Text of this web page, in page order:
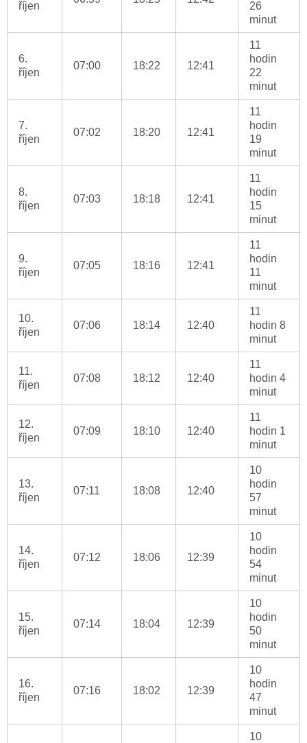
říjen
26
minut
6.
říjen
07:00 18:22 12:41
11
hodin
22
minut
7.
říjen
07:02 18:20 12:41
11
hodin
19
minut
8.
říjen
07:03 18:18 12:41
11
hodin
15
minut
9.
říjen
07:05 18:16 12:41
11
hodin
11
minut
10.
říjen
07:06 18:14 12:40
11
hodin 8
minut
11.
říjen
07:08 18:12 12:40
11
hodin 4
minut
12.
říjen
07:09 18:10 12:40
11
hodin 1
minut
13.
říjen
07:11 18:08 12:40
10
hodin
57
minut
14.
říjen
07:12 18:06 12:39
10
hodin
54
minut
15.
říjen
07:14 18:04 12:39
10
hodin
50
minut
16.
říjen
07:16 18:02 12:39
10
hodin
47
minut
10